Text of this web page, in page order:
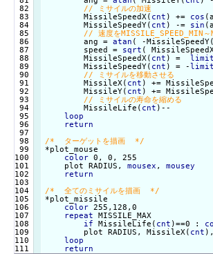
82
83
84
85
86
87
88
89
90
91
92
93
94
95
96
97
98
99
100
101
102
103
104
105
106
107
108
109
110
        MissileSpeedX(
cnt ) += cos
        MissileSpeedY(
cnt ) -= sin
        ang =
atan ( -
        speed =
sqrt (
        MissileSpeedX(
cnt ) =
        MissileSpeedY(
cnt ) = -
        MissileX(
cnt ) +=
        MissileY(
cnt ) +=
        MissileLife(
cnt )--
loop
return
/*  ターゲットを描画  */
color 0, 0, 255
    plot RADIUS,
mousex , mousey
return
/*  全てのミサイルを描画  */
color 255,128,0
repeat
MISSILE_MAX
if
MissileLife( cnt )==0 :
        plot RADIUS, MissileX(
cnt
loop
return